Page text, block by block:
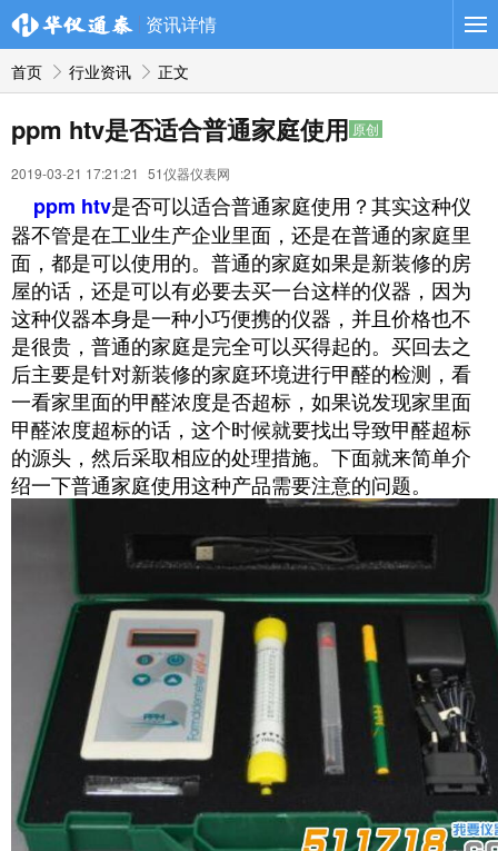
资讯详情
首页 行业资讯 正文
ppm htv是否适合普通家庭使用 原创
2019-03-21 17:21:21 51仪器仪表网
ppm htv是否可以适合普通家庭使用？其实这种仪
器不管是在工业生产企业里面，还是在普通的家庭里
面，都是可以使用的。普通的家庭如果是新装修的房
屋的话，还是可以有必要去买一台这样的仪器，因为
这种仪器本身是一种小巧便携的仪器，并且价格也不
是很贵，普通的家庭是完全可以买得起的。买回去之
后主要是针对新装修的家庭环境进行甲醛的检测，看
一看家里面的甲醛浓度是否超标，如果说发现家里面
甲醛浓度超标的话，这个时候就要找出导致甲醛超标
的源头，然后采取相应的处理措施。下面就来简单介
绍一下普通家庭使用这种产品需要注意的问题。